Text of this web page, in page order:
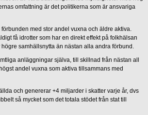
omfattning är det politikerna som är ansvariga
med stor andel vuxna och äldre aktiva.
få idrotter som har en direkt effekt på folkhälsan
samhällsnytta än nästan alla andra förbund.
anläggningar själva, till skillnad från nästan all
andel vuxna som aktiva tillsammans med
och genererar +4 miljarder i skatter varje år, dvs
så mycket som det totala stödet från stat till